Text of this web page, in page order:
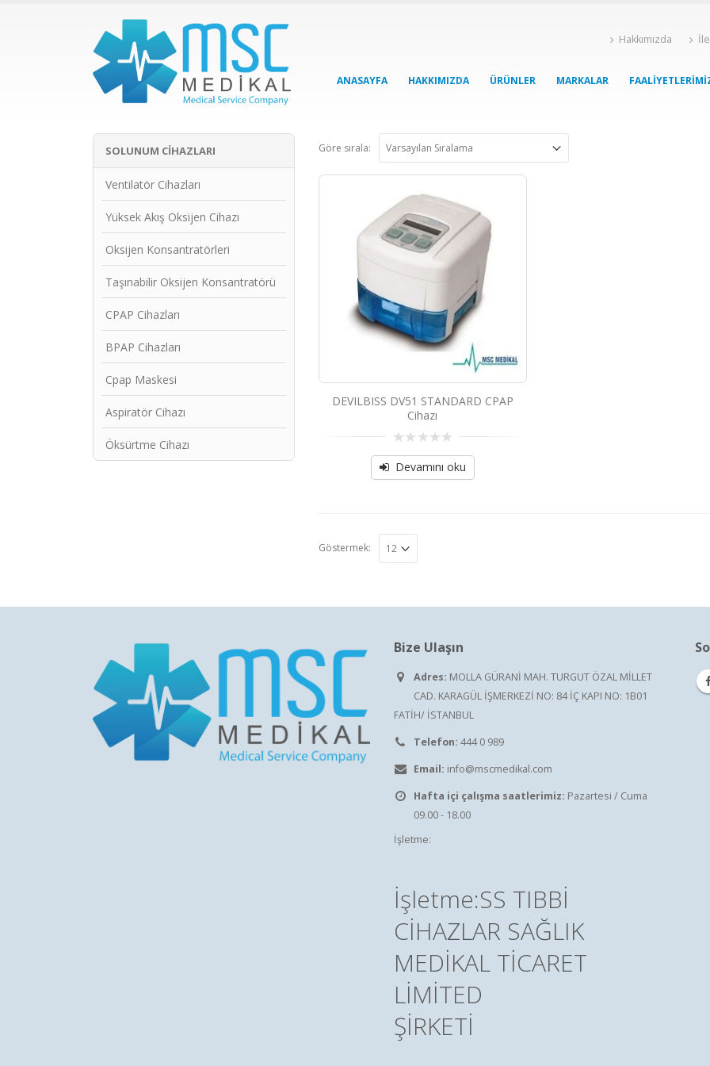
Hakkımızda
ANASAYFA HAKKIMIZDA ÜRÜNLER MARKALAR
Göre sırala:
DEVILBISS DV51 STANDARD CPAP
Cihazı
0
outDevamını oku
Göstermek:
SOLUNUM CIHAZLARI
Ventilatör Cihazları
Yüksek Akış Oksijen Cihazı
Oksijen Konsantratörleri
Taşınabilir Oksijen Konsantratörü
CPAP Cihazları
BPAP Cihazları
Cpap Maskesi
Aspiratör Cihazı
Öksürtme Cihazı
Bize Ulaşın
Adres: MOLLA GÜRANİ MAH. TURGUT ÖZAL MİLLET
CAD. KARAGÜL İŞMERKEZİ NO: 84 İÇ KAPI NO: 1B01
FATİH/ İSTANBUL
Telefon: 444 0 989
Email: info@mscmedikal.com
Hafta içi çalışma saatlerimiz: Pazartesi / Cuma
09.00 - 18.00
İşletme:
İşletme:SS TIBBİ
CİHAZLAR SAĞLIK
MEDİKAL TİCARET
LİMİTED
ŞİRKETİ